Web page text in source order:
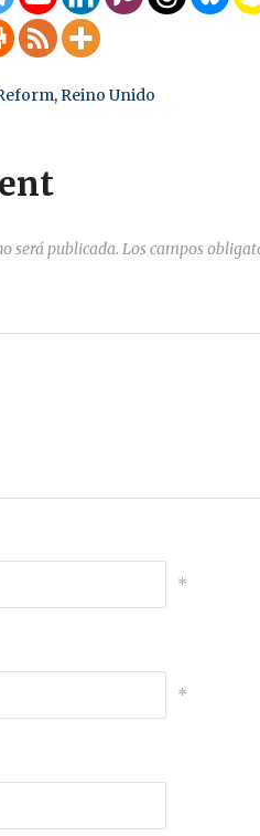
,Reino Unido
será publicada. Los campos
*
*